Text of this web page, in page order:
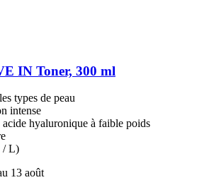
IN Toner, 300 ml
types de peau
intense
hyaluronique à faible poids
/ L)
13 août